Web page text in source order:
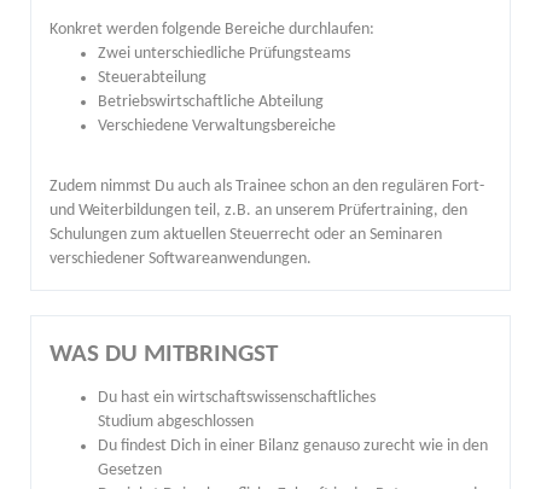
Konkret werden folgende Bereiche durchlaufen:
Zwei unterschiedliche Prüfungsteams
Steuerabteilung
Betriebswirtschaftliche Abteilung
Verschiedene Verwaltungsbereiche
Zudem nimmst Du auch als Trainee schon an den regulären Fort-
und Weiterbildungen teil, z.B. an unserem Prüfertraining, den
Schulungen zum aktuellen Steuerrecht oder an Seminaren
verschiedener Softwareanwendungen.
WAS DU MITBRINGST
Du hast ein wirtschaftswissenschaftliches
Studium abgeschlossen
Du findest Dich in einer Bilanz genauso zurecht wie in den
Gesetzen